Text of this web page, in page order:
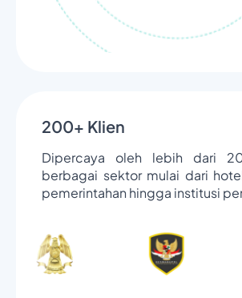
200+ Klien
Dipercaya oleh lebih dari
berbagai sektor mulai dari
pemerintahan hingga institusi